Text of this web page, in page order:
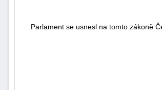
Parlament se usnesl na tomto zákoně